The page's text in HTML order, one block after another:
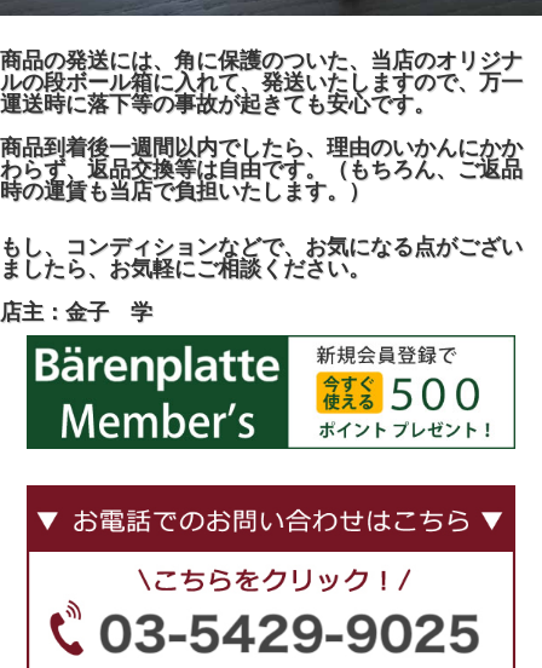
商品の発送には、角に保護のついた、当店のオリジナ
ルの段ボール箱に入れて、発送いたしますので、万一
運送時に落下等の事故が起きても安心です。
商品到着後一週間以内でしたら、理由のいかんにかか
わらず、返品交換等は自由です。（もちろん、ご返品
時の運賃も当店で負担いたします。）
もし、コンディションなどで、お気になる点がござい
ましたら、お気軽にご相談ください。
店主：金子 学